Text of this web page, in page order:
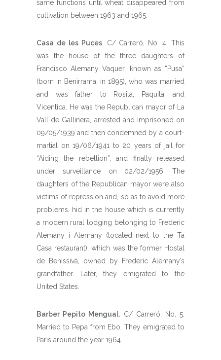
same functions until wheat disappeared from
cultivation between 1963 and 1965.
Casa de les Puces. C/ Carreró, No. 4. This
was the house of the three daughters of
Francisco Alemany Vaquer, known as “Pusa”
(born in Benirrama, in 1895), who was married
and was father to Rosita, Paquita, and
Vicentica. He was the Republican mayor of La
Vall de Gallinera, arrested and imprisoned on
09/05/1939 and then condemned by a court-
martial on 19/06/1941 to 20 years of jail for
“Aiding the rebellion”, and finally released
under surveillance on 02/02/1956. The
daughters of the Republican mayor were also
victims of repression and, so as to avoid more
problems, hid in the house which is currently
a modern rural lodging belonging to Frederic
Alemany i Alemany (located next to the Ta
Casa restaurant), which was the former Hostal
de Benissivà, owned by Frederic Alemany’s
grandfather. Later, they emigrated to the
United States.
Barber Pepito Mengual. C/ Carreró, No. 5.
Married to Pepa from Ebo. They emigrated to
Paris around the year 1964.